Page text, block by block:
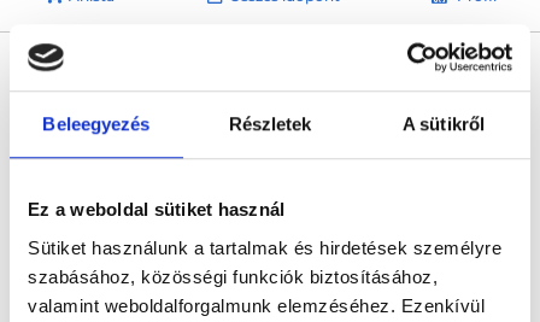
Beleegyezés Részletek A sütikről
Ez a weboldal sütiket használ
Sütiket használunk a tartalmak és hirdetések személyre
szabásához, közösségi funkciók biztosításához,
valamint weboldalforgalmunk elemzéséhez. Ezenkívül
* Szakorvos jelölt (rezidens): általános orvosi oklevéllel rendelkező
orvos, aki jogszabályok szerinti szakorvosi szakképesítés
megszerzésére irányuló képzésben vesz részt. Ezen orvosok által
önállóan nem végezhető szakmai tevékenységért teljes
felelősséggel tartozik és azt közvetlenül felügyeli az egészségügyi
és szakorvosjelölt esetén.
Gyermekpszichológus